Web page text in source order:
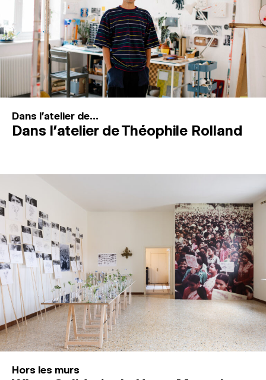
ESPACES DE PRATIQUE ARTISTIQUE ↓
Recherche
Connexion
Dans l'atelier de...
Dans l’atelier de Théophile Rolland
Hors les murs